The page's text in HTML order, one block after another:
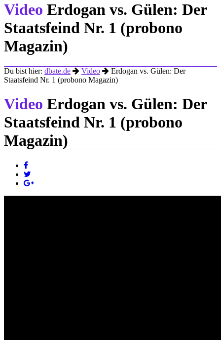
Video Erdogan vs. Gülen: Der
Staatsfeind Nr. 1 (probono
Magazin)
Du bist hier: dbate.de Video
Erdogan vs. Gülen: Der
Staatsfeind Nr. 1 (probono Magazin)
Video Erdogan vs. Gülen: Der
Staatsfeind Nr. 1 (probono
Magazin)